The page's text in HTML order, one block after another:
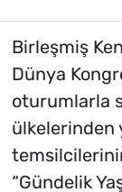
Birleşmiş
Dünya
oturumlarla
ülkelerinden
“Gündelik